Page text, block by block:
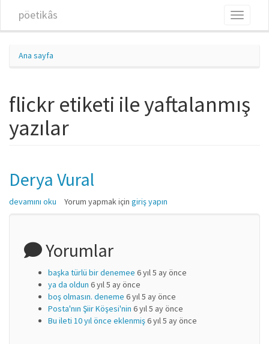
pöetikâs
Toggle
Ana sayfa
flickr etiketi ile yaftalanmış
yazılar
Derya Vural
Derya Vural hakkında
devamını oku Yorum yapmak için giriş yapın
Yorumlar
başka türlü bir denemee 6 yıl 5 ay önce
ya da oldun 6 yıl 5 ay önce
boş olmasın. deneme 6 yıl 5 ay önce
Posta'nın Şiir Köşesi'nin 6 yıl 5 ay önce
Bu ileti 10 yıl önce eklenmiş6 yıl 5 ay önce